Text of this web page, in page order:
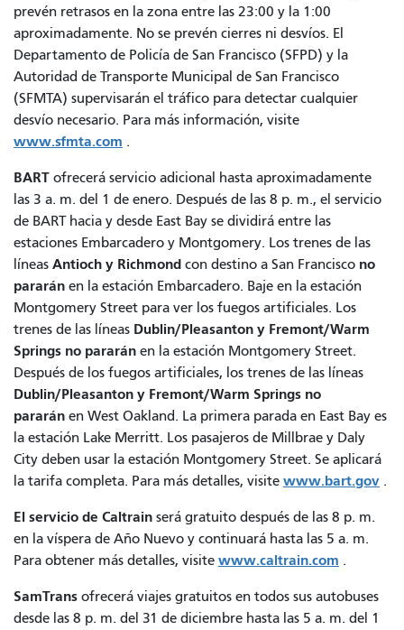
prevén retrasos en la zona entre las 23:00 y la 1:00
aproximadamente. No se prevén cierres ni desvíos. El
Departamento de Policía de San Francisco (SFPD) y la
Autoridad de Transporte Municipal de San Francisco
(SFMTA) supervisarán el tráfico para detectar cualquier
desvío necesario. Para más información, visite
www.sfmta.com .
BART ofrecerá servicio adicional hasta aproximadamente
las 3 a. m. del 1 de enero. Después de las 8 p. m., el servicio
de BART hacia y desde East Bay se dividirá entre las
estaciones Embarcadero y Montgomery. Los trenes de las
líneas Antioch y Richmond con destino a San Francisco no
pararán en la estación Embarcadero. Baje en la estación
Montgomery Street para ver los fuegos artificiales. Los
trenes de las líneas Dublin/Pleasanton y Fremont/Warm
Springs no pararán en la estación Montgomery Street.
Después de los fuegos artificiales, los trenes de las líneas
Dublin/Pleasanton y Fremont/Warm Springs no
pararán en West Oakland. La primera parada en East Bay es
la estación Lake Merritt. Los pasajeros de Millbrae y Daly
City deben usar la estación Montgomery Street. Se aplicará
la tarifa completa. Para más detalles, visite www.bart.gov .
El servicio de Caltrain será gratuito después de las 8 p. m.
en la víspera de Año Nuevo y continuará hasta las 5 a. m.
Para obtener más detalles, visite www.caltrain.com .
SamTrans ofrecerá viajes gratuitos en todos sus autobuses
desde las 8 p. m. del 31 de diciembre hasta las 5 a. m. del 1